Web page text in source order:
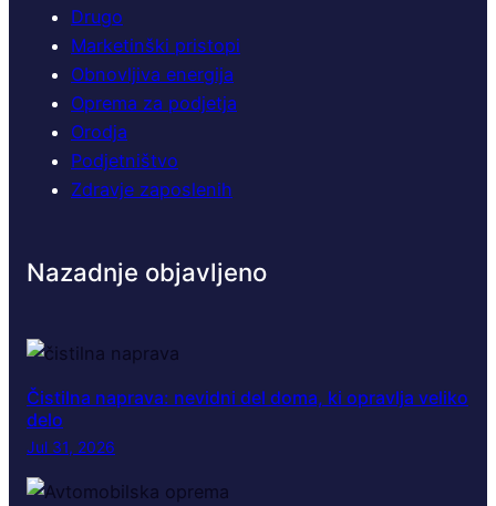
Drugo
Marketinški pristopi
Obnovljiva energija
Oprema za podjetja
Orodja
Podjetništvo
Zdravje zaposlenih
Nazadnje objavljeno
Čistilna naprava: nevidni del doma, ki opravlja veliko
delo
Jul 31, 2026